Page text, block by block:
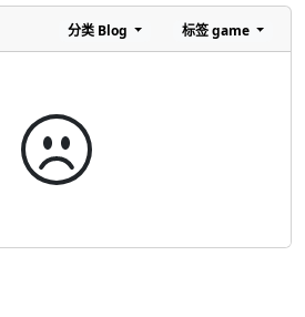
分类 Blog 标签game